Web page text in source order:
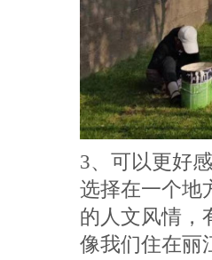
3、可以更好
选择在一个地
的人文风情，
像我们住在丽